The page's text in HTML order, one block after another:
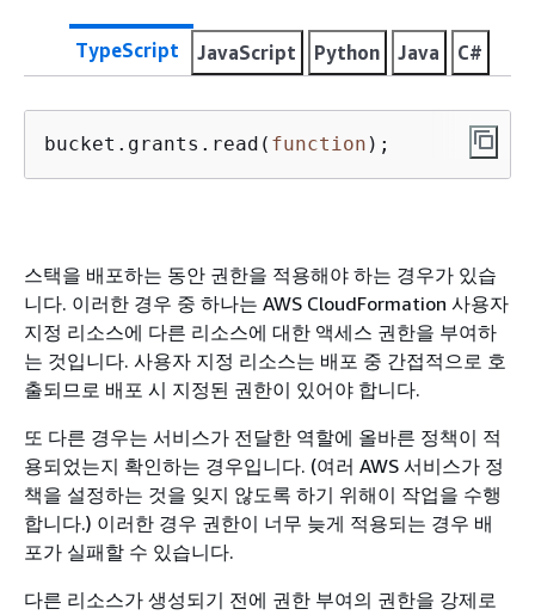
TypeScript JavaScript Python Java C#
bucket.grants.read( function ) ;
스택을 배포하는 동안 권한을 적용해야 하는 경우가 있습
니다. 이러한 경우 중 하나는 AWS CloudFormation 사용자
지정 리소스에 다른 리소스에 대한 액세스 권한을 부여하
는 것입니다. 사용자 지정 리소스는 배포 중 간접적으로 호
출되므로 배포 시 지정된 권한이 있어야 합니다.
또 다른 경우는 서비스가 전달한 역할에 올바른 정책이 적
용되었는지 확인하는 경우입니다. (여러 AWS 서비스가 정
책을 설정하는 것을 잊지 않도록 하기 위해이 작업을 수행
합니다.) 이러한 경우 권한이 너무 늦게 적용되는 경우 배
포가 실패할 수 있습니다.
다른 리소스가 생성되기 전에 권한 부여의 권한을 강제로